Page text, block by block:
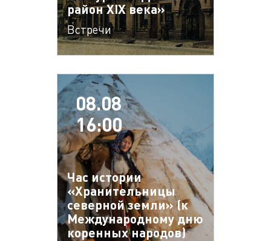
район XIX века»
Встречи
08.08
16:00
Час истории
«Хранительницы
северной земли» (к
Международному дню
коренных народов)